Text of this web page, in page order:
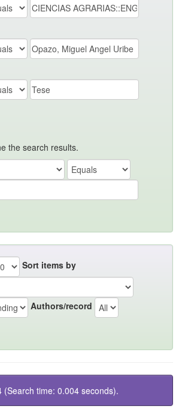
the search results.
Sort items by
Authors/record
(Search time: 0.004 seconds).